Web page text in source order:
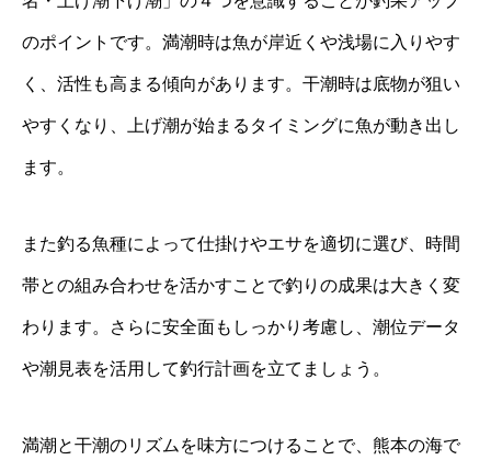
のポイントです。満潮時は魚が岸近くや浅場に入りやす
く、活性も高まる傾向があります。干潮時は底物が狙い
やすくなり、上げ潮が始まるタイミングに魚が動き出し
ます。
また釣る魚種によって仕掛けやエサを適切に選び、時間
帯との組み合わせを活かすことで釣りの成果は大きく変
わります。さらに安全面もしっかり考慮し、潮位データ
や潮見表を活用して釣行計画を立てましょう。
満潮と干潮のリズムを味方につけることで、熊本の海で